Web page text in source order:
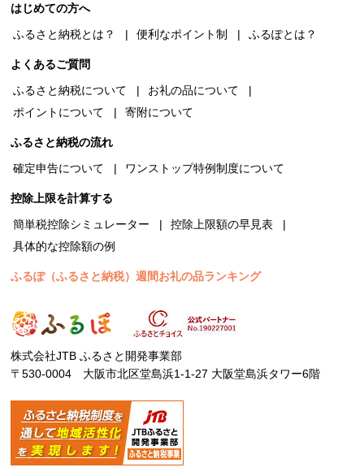
はじめての方へ
ふるさと納税とは？
便利なポイント制 ふるぽとは？
よくあるご質問
ふるさと納税について
お礼の品について
ポイントについて
寄附について
ふるさと納税の流れ
確定申告について
ワンストップ特例制度について
控除上限を計算する
簡単税控除シミュレーター
控除上限額の早見表
具体的な控除額の例
ふるぽ（ふるさと納税）週間お礼の品ランキング
株式会社JTB ふるさと開発事業部
〒530-0004 大阪市北区堂島浜1-1-27 大阪堂島浜タワー6階